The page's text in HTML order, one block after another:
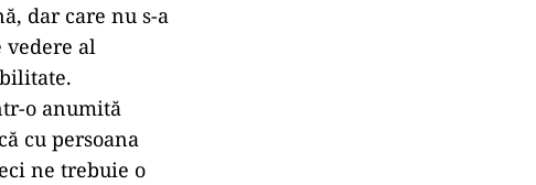
dar care nu s-a
al
o anumită
cu persoana
ne trebuie o